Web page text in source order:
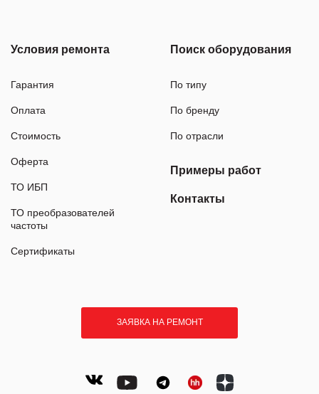
Условия ремонта
Гарантия
Оплата
Стоимость
Оферта
ТО ИБП
ТО преобразователей
частоты
Сертификаты
Поиск оборудования
По типу
По бренду
По отрасли
Примеры работ
Контакты
ЗАЯВКА НА РЕМОНТ